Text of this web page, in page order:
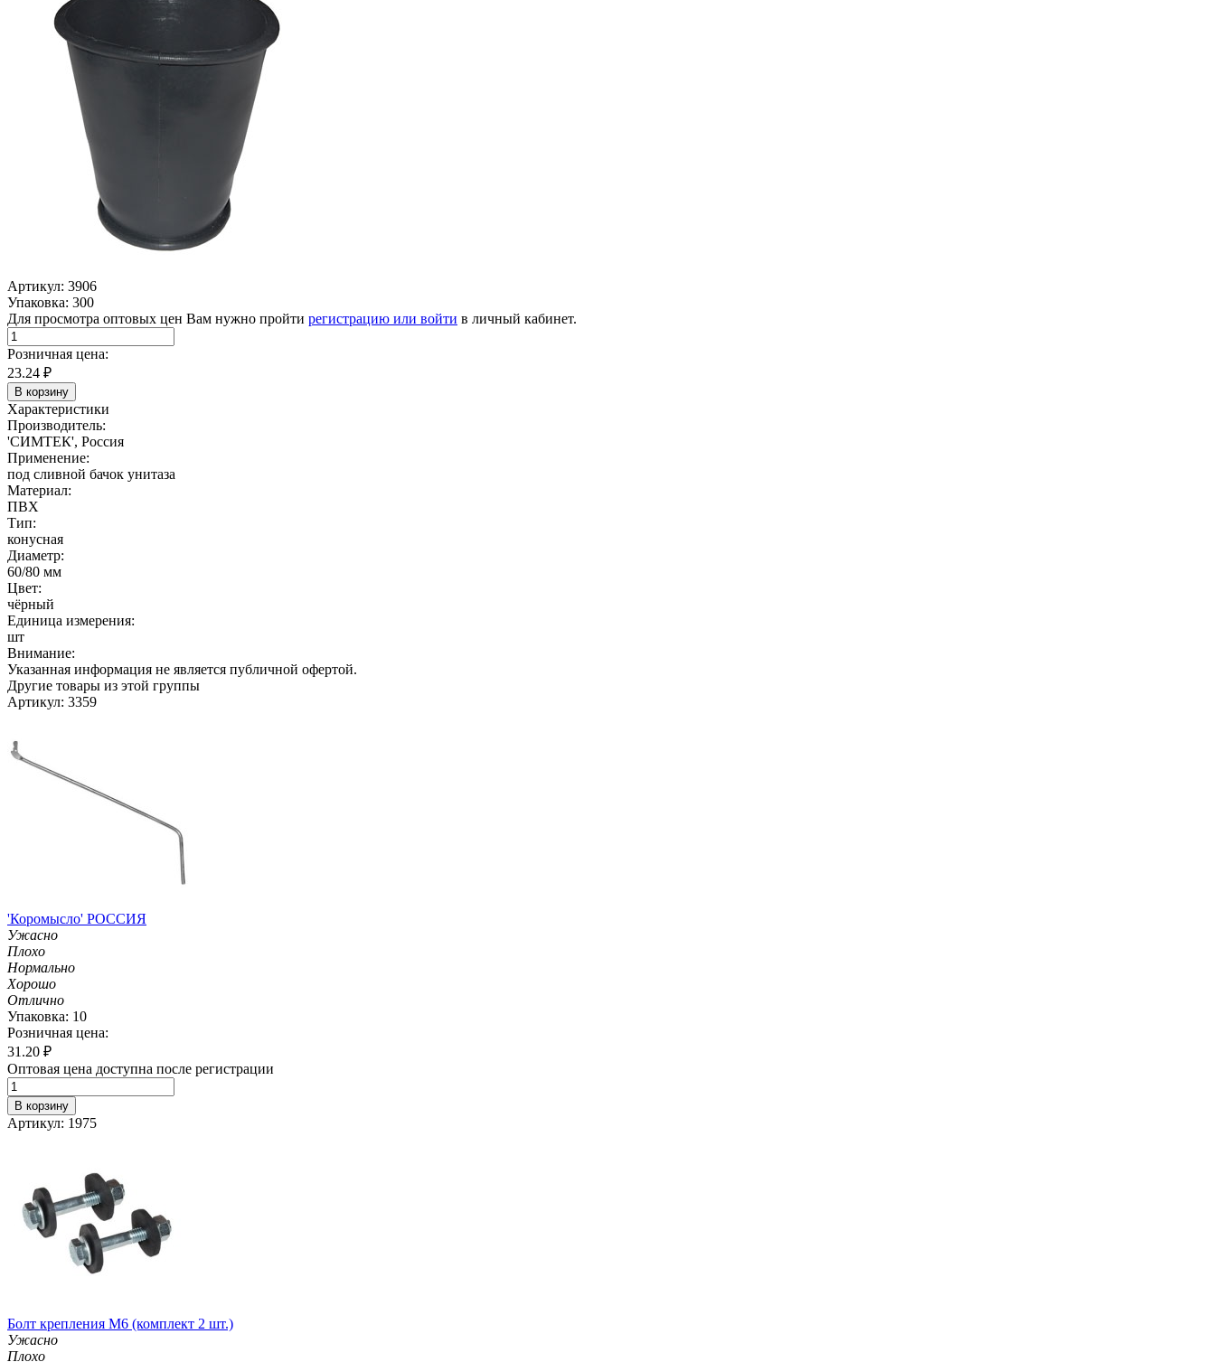
Артикул: 3906
Упаковка: 300
Для просмотра оптовых цен Вам нужно пройти регистрацию или войти в личный кабинет.
Розничная цена:
23.24 ₽
В корзину
Характеристики
Производитель:
'СИМТЕК', Россия
Применение:
под сливной бачок унитаза
Материал:
ПВХ
Тип:
конусная
Диаметр:
60/80 мм
Цвет:
чёрный
Единица измерения:
шт
Внимание:
Указанная информация не является публичной офертой.
Другие товары из этой группы
Артикул: 3359
'Коромысло' РОССИЯ
Ужасно
Плохо
Нормально
Хорошо
Отлично
Упаковка: 10
Розничная цена:
31.20 ₽
Оптовая цена доступна после регистрации
В корзину
Артикул: 1975
Болт крепления М6 (комплект 2 шт.)
Ужасно
Плохо